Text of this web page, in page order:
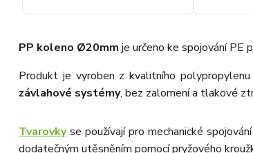
objednávky. Hned druhý den ráno
neočekávaného výpadku zboží a ještě
prověřovali jeho dostupnost přímo u
dispozici ani u něj, museli jsme
objednávku stornovat. O všem jsme
Vás obratem informovali a náležitě
že i přes naši okamžitou reakci,
osobní telefonát a maximální snahu
náš obchod nedoporučujete. Věříme,
PP koleno Ø20mm je určeno ke spojování PE
Produkt je vyroben z kvalitního
závlahové systémy, bez zalomení a tlakové
Tvarovkyse používají pro mechanické
dodatečným utěsněním pomocí pryžového